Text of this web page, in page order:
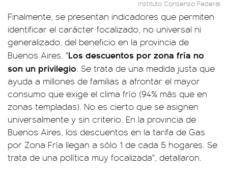
Instituto Consenso Federal
Finalmente, se presentan indicadores que permiten
identificar el carácter focalizado, no universal ni
generalizado, del beneficio en la provincia de
Buenos Aires. "Los descuentos por zona fría no
son un privilegio. Se trata de una medida justa que
ayuda a millones de familias a afrontar el mayor
consumo que exige el clima frío (94% más que en
zonas templadas). No es cierto que se asignen
universalmente y sin criterio. En la provincia de
Buenos Aires, los descuentos en la tarifa de Gas
por Zona Fría llegan a sólo 1 de cada 5 hogares. Se
trata de una política muy focalizada", detallaron.